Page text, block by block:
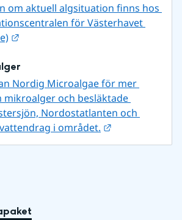
om aktuell algsituation finns hos
för Västerhavet
Nordig Microalgae för mer
och besläktade
Nordostatlanten och
i området.